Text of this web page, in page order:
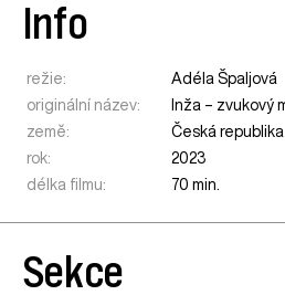
Info
režie:
Adéla Špaljová
originální název:
Inža – zvukový
země:
Česká republika
rok:
2023
délka filmu:
70 min.
Sekce